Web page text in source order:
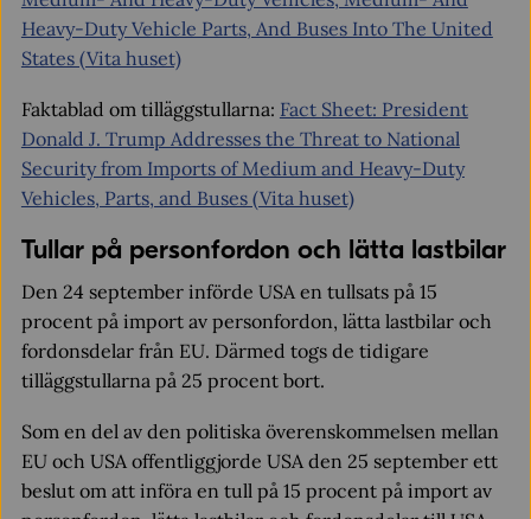
Heavy-Duty Vehicle Parts, And Buses Into The United
States (Vita huset)
Faktablad om tilläggstullarna: Fact Sheet: President
Donald J. Trump Addresses the Threat to National
Security from Imports of Medium and Heavy-Duty
Vehicles, Parts, and Buses (Vita huset)
Tullar på personfordon och lätta lastbilar
Den 24 september införde USA en tullsats på 15
procent på import av personfordon, lätta lastbilar och
fordonsdelar från EU. Därmed togs de tidigare
tilläggstullarna på 25 procent bort.
Som en del av den politiska överenskommelsen mellan
EU och USA offentliggjorde USA den 25 september ett
beslut om att införa en tull på 15 procent på import av